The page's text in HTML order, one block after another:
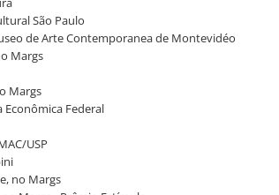
São Paulo
de Arte Contemporanea de Montevidéo
Margs
Margs
Econômica Federal
USP
no Margs